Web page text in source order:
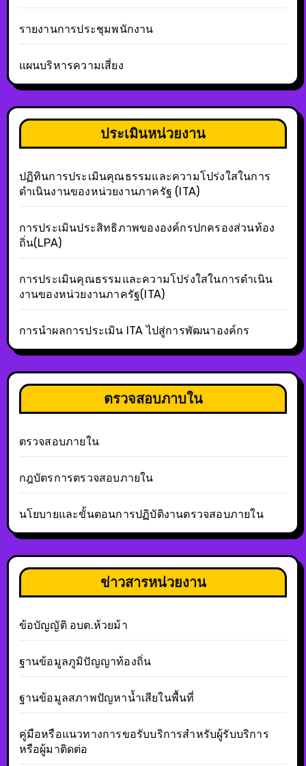
รายงานการประชุมพนักงาน
แผนบริหารความเสี่ยง
ประเมินหน่วยงาน
ปฏิทินการประเมินคุณธรรมและความโปร่งใสในการ
ดำเนินงานของหน่วยงานภาครัฐ (ITA)
การประเมินประสิทธิภาพขององค์กรปกครองส่วนท้อง
ถิ่น(LPA)
การประเมินคุณธรรมและความโปร่งใสในการดำเนิน
งานของหน่วยงานภาครัฐ(ITA)
การนำผลการประเมิน ITA ไปสู่การพัฒนาองค์กร
ตรวจสอบภาบใน
ตรวจสอบภายใน
กฎบัตรการตรวจสอบภายใน
นโยบายและขั้นตอนการปฏิบัติงานตรวจสอบภายใน
ข่าวสารหน่วยงาน
ข้อบัญญัติ อบต.ห้วยม้า
ฐานข้อมูลภูมิปัญญาท้องถิ่น
ฐานข้อมูลสภาพปัญหาน้ำเสียในพื้นที่
คู่มือหรือแนวทางการขอรับบริการสำหรับผู้รับบริการ
หรือผู้มาติดต่อ